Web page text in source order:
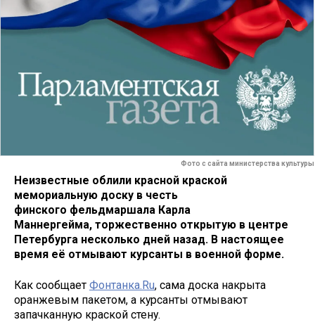
Фото с сайта министерства культуры
Неизвестные облили красной краской
мемориальную доску в честь
финского фельдмаршала Карла
Маннергейма, торжественно открытую в центре
Петербурга несколько дней назад. В настоящее
время её отмывают курсанты в военной форме.
Как сообщает Фонтанка.Ru, сама доска накрыта
оранжевым пакетом, а курсанты отмывают
запачканную краской стену.